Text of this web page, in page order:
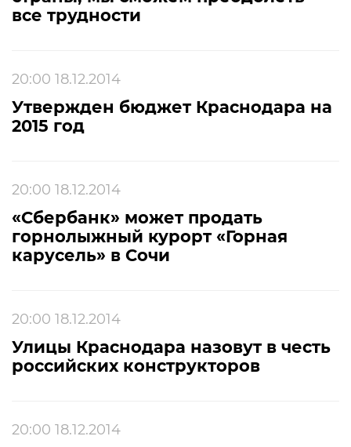
все трудности
20:00 18.12.2014
Утвержден бюджет Краснодара на
2015 год
20:00 18.12.2014
«Сбербанк» может продать
горнолыжный курорт «Горная
карусель» в Сочи
20:00 18.12.2014
Улицы Краснодара назовут в честь
российских конструкторов
20:00 18.12.2014